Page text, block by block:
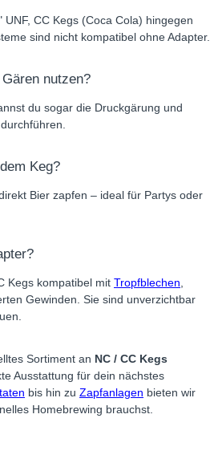
CC Kegs (Coca Cola) hingegen
sind nicht kompatibel ohne Adapter.
nutzen?
du sogar die Druckgärung und
Keg?
Bier zapfen – ideal für Partys oder
Kegs kompatibel mit Tropfblechen
Gewinden. Sie sind unverzichtbar
Sortiment an NC / CC Kegs
Ausstattung für dein nächstes
bis hin zu Zapfanlagen bieten wir
Homebrewing brauchst.